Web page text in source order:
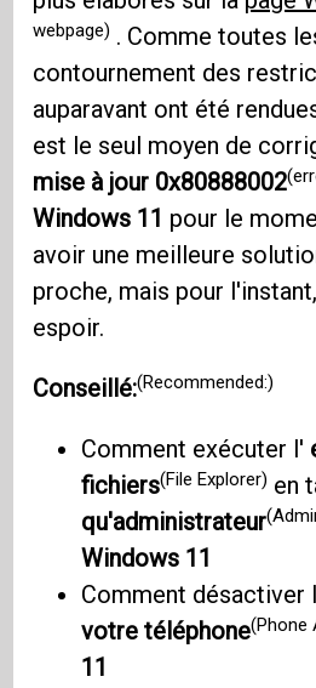
webpage) . Comme toutes
contournement des
auparavant ont été
est le seul moyen de
mise à jour 0x80888002
Windows 11 pour le
avoir une meilleure
proche, mais pour
espoir.
Conseillé:(Recommended:)
Comment exécuter l'
fichiers(File Explorer) en
qu'administrateur
Windows 11
Comment désactiver
votre téléphone(Phone
11